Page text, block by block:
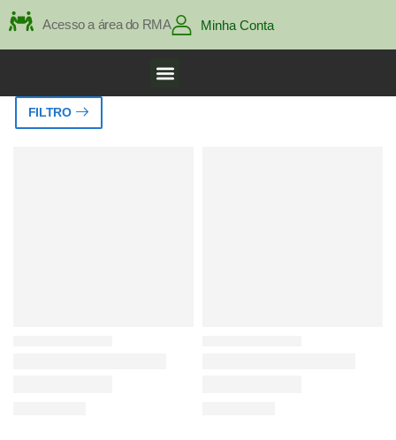
Acesso a área do RMA Minha Conta
FILTRO